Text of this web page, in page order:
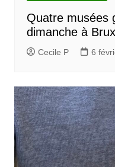
Quatre musées
dimanche à
Cecile P 6